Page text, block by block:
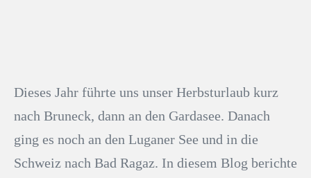
Dieses Jahr führte uns unser Herbsturlaub kurz
nach Bruneck, dann an den Gardasee. Danach
ging es noch an den Luganer See und in die
Schweiz nach Bad Ragaz. In diesem Blog berichte